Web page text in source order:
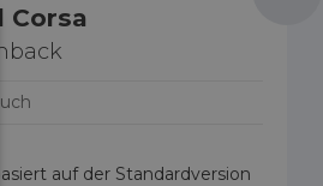
Corsa
auf der Standardversion